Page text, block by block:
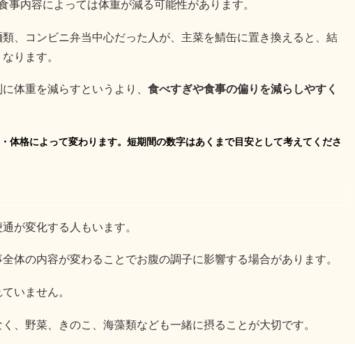
事内容によっては体重が減る可能性があります。
、コンビニ弁当中心だった人が、主菜を鯖缶に置き換えると、結
ります。
体重を減らすというより、 食べすぎや食事の偏りを減らしやすく
体格によって変わります。短期間の数字はあくまで目安として考えてくださ
が変化する人もいます。
体の内容が変わることでお腹の調子に影響する場合があります。
いません。
、野菜、きのこ、海藻類なども一緒に摂ることが大切です。